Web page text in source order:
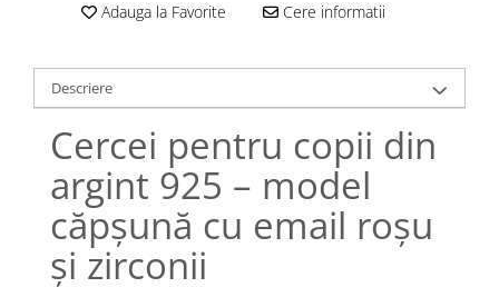
Lănțișoare cu Stea
Lănțișoare cu Semilună
Lănțișoare cu Zodii
Lănțișoare cu Animale
Lănțișoare cu Molecule
Lănțișoare cu Pietre Naturale
Lănțișoare Argint Diverse
COLIERE CU PERLE
Coliere cu Perle Naturale
Adauga la Favorite Cere informatii
Descriere
Cercei pentru copii din
argint 925 – model
căpșună cu email roșu
și zirconii